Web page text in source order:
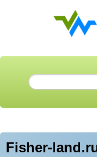
Fisher-